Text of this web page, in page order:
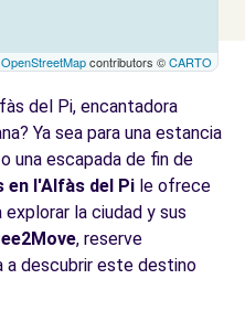
OpenStreetMapcontributors ©CARTO
del Pi, encantadora
Ya sea para una estancia
una escapada de fin de
en l'Alfàs del Pi le ofrece
la ciudad y sus
, reserve
a descubrir este destino